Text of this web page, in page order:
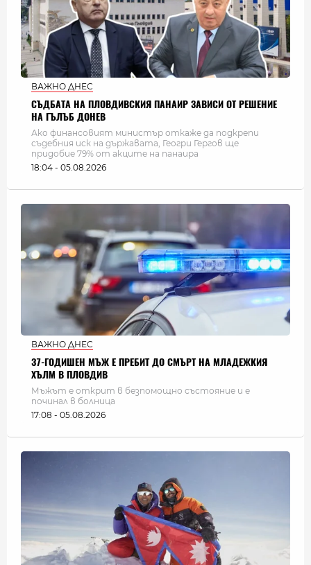
ВАЖНО ДНЕС
СЪДБАТА НА ПЛОВДИВСКИЯ ПАНАИР ЗАВИСИ ОТ РЕШЕНИЕ
НА ГЪЛЪБ ДОНЕВ
Ако финансовият министър откаже да подкрепи
съдебния иск на държавата, Геогри Гергов ще
придобие 79% от акците на панаира
18:04 - 05.08.2026
ВАЖНО ДНЕС
37-ГОДИШЕН МЪЖ Е ПРЕБИТ ДО СМЪРТ НА МЛАДЕЖКИЯ
ХЪЛМ В ПЛОВДИВ
Мъжът е открит в безпомощно състояние и е
починал в болница
17:08 - 05.08.2026